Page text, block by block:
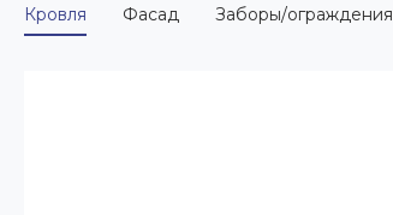
Кровля Фасад Заборы/ограждения